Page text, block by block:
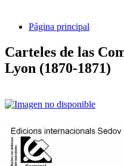
Página principal
Carteles de las
Lyon (1870-1871)